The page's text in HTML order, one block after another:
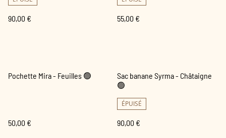
90,00 € 55,00 €
Pochette Mira - Feuilles 🟢
50,00 €
Sac banane Syrma - Châtaigne
🟢
ÉPUISÉ
90,00 €